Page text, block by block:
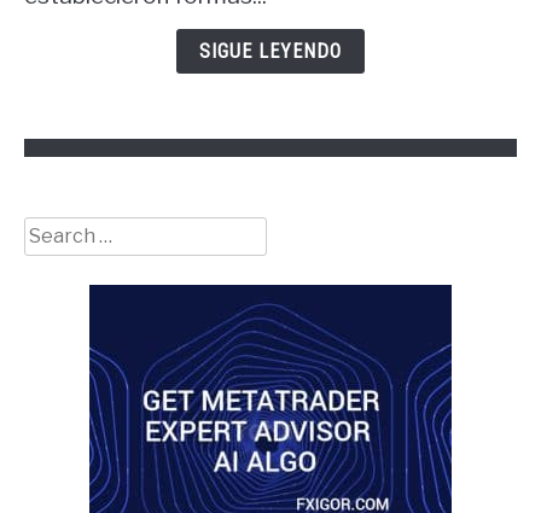
las
SIGUE LEYENDO
Search
for: